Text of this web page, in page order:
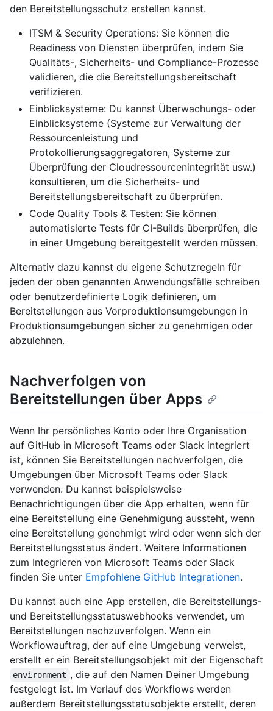
den Bereitstellungsschutz erstellen kannst.
ITSM & Security Operations: Sie können die
Readiness von Diensten überprüfen, indem Sie
Qualitäts-, Sicherheits- und Compliance-Prozesse
validieren, die die Bereitstellungsbereitschaft
verifizieren.
Einblicksysteme: Du kannst Überwachungs- oder
Einblicksysteme (Systeme zur Verwaltung der
Ressourcenleistung und
Protokollierungsaggregatoren, Systeme zur
Überprüfung der Cloudressourcenintegrität usw.)
konsultieren, um die Sicherheits- und
Bereitstellungsbereitschaft zu überprüfen.
Code Quality Tools & Testen: Sie können
automatisierte Tests für CI-Builds überprüfen, die
in einer Umgebung bereitgestellt werden müssen.
Alternativ dazu kannst du eigene Schutzregeln für
jeden der oben genannten Anwendungsfälle schreiben
oder benutzerdefinierte Logik definieren, um
Bereitstellungen aus Vorproduktionsumgebungen in
Produktionsumgebungen sicher zu genehmigen oder
abzulehnen.
Nachverfolgen von
Bereitstellungen über Apps
Wenn Ihr persönliches Konto oder Ihre Organisation
auf GitHub in Microsoft Teams oder Slack integriert
ist, können Sie Bereitstellungen nachverfolgen, die
Umgebungen über Microsoft Teams oder Slack
verwenden. Du kannst beispielsweise
Benachrichtigungen über die App erhalten, wenn für
eine Bereitstellung eine Genehmigung aussteht, wenn
eine Bereitstellung genehmigt wird oder wenn sich der
Bereitstellungsstatus ändert. Weitere Informationen
zum Integrieren von Microsoft Teams oder Slack
finden Sie unter Empfohlene GitHub Integrationen.
Du kannst auch eine App erstellen, die Bereitstellungs-
und Bereitstellungsstatuswebhooks verwendet, um
Bereitstellungen nachzuverfolgen. Wenn ein
Workflowauftrag, der auf eine Umgebung verweist,
erstellt er ein Bereitstellungsobjekt mit der Eigenschaft
environment , die auf den Namen Deiner Umgebung
festgelegt ist. Im Verlauf des Workflows werden
außerdem Bereitstellungsstatusobjekte erstellt, deren